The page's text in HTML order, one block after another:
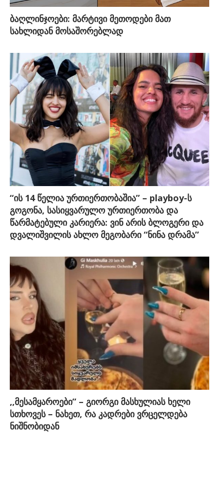
ბაღლინჯოები: მარტივი მეთოდები მათ
სახლიდან მოსაშორებლად
“ის 14 წელია ურთიერთობაშია” – playboy-ს
გოგონა, სასიყვარულო ურთიერთობა და
წარმატებული კარიერა: ვინ არის ბლოგერი და
დვალიშვილის ახლო მეგობარი “ნინა დრამა”
,,მესამყაროები” – გიორგი მასხულიას ხელი
სთხოვეს – ნახეთ, რა კადრები ვრცელდება
ნიშნობიდან